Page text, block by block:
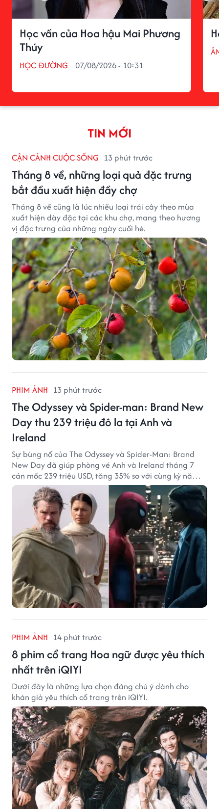
Học vấn của Hoa hậu Mai Phương
Thúy
HỌC ĐƯỜNG 07/08/2026 - 10:31
TIN MỚI
CẬN CẢNH CUỘC SỐNG 13 phút trước
Tháng 8 về, những loại quả đặc trưng
bắt đầu xuất hiện đầy chợ
Tháng 8 về cũng là lúc nhiều loại trái cây theo mùa
xuất hiện dày đặc tại các khu chợ, mang theo hương
vị đặc trưng của những ngày cuối hè.
PHIM ẢNH 13 phút trước
The Odyssey và Spider-man: Brand New
Day thu 239 triệu đô la tại Anh và
Ireland
Sự bùng nổ của The Odyssey và Spider-Man: Brand
New Day đã giúp phòng vé Anh và Ireland tháng 7
cán mốc 239 triệu USD, tăng 35% so với cùng kỳ năm
ngoái.
PHIM ẢNH 14 phút trước
8 phim cổ trang Hoa ngữ được yêu thích
nhất trên iQIYI
Dưới đây là những lựa chọn đáng chú ý dành cho
khán giả yêu thích cổ trang trên iQIYI.